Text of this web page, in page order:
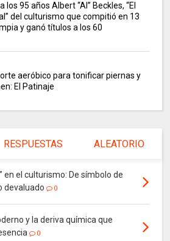
los 95 años Albert “Al” Beckles, “El
del culturismo que compitió en 13
y ganó títulos a los 60
aeróbico para tonificar piernas y
El Patinaje
RESPUESTAS ALEATORIO
en el culturismo: De símbolo de
devaluado
0
y la deriva química que
0